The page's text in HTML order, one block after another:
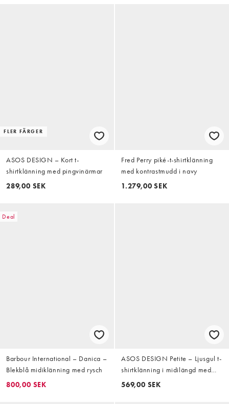
FLER FÄRGER
ASOS DESIGN – Kort t-
shirtklänning med pingvinärmar
289,00 SEK
Fred Perry piké-t-shirtklänning
med kontrastmudd i navy
1.279,00 SEK
Deal
Barbour International – Danica –
Blekblå midiklänning med rysch
800,00 SEK
ASOS DESIGN Petite – Ljusgul t-
shirtklänning i midilängd med
sänkt midja
569,00 SEK